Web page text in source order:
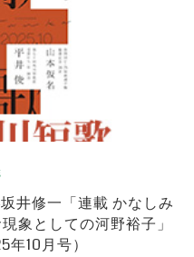
井修一「連載 かなしみ
象としての河野裕子」
年10月号）